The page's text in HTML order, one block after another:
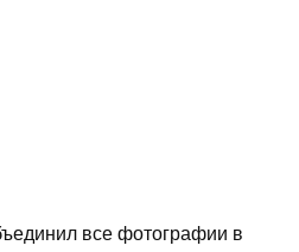
все фотографии в